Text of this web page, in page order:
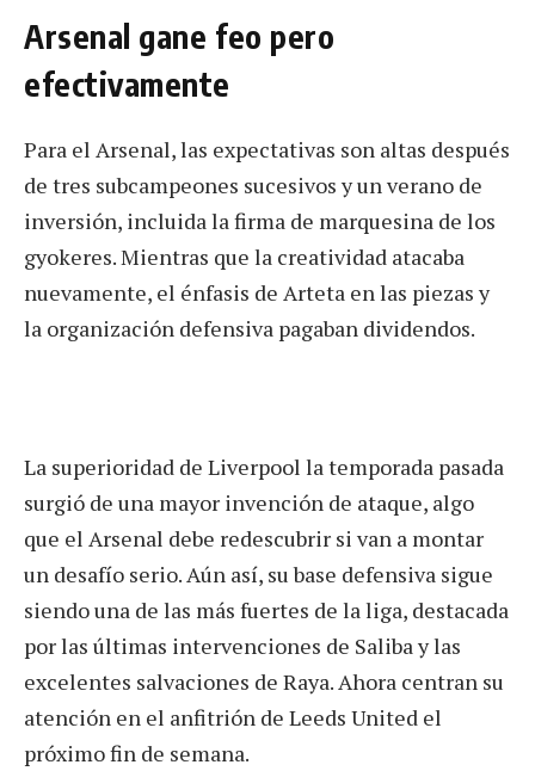
Arsenal gane feo pero
efectivamente
Para el Arsenal, las expectativas son altas después
de tres subcampeones sucesivos y un verano de
inversión, incluida la firma de marquesina de los
gyokeres. Mientras que la creatividad atacaba
nuevamente, el énfasis de Arteta en las piezas y
la organización defensiva pagaban dividendos.
La superioridad de Liverpool la temporada pasada
surgió de una mayor invención de ataque, algo
que el Arsenal debe redescubrir si van a montar
un desafío serio. Aún así, su base defensiva sigue
siendo una de las más fuertes de la liga, destacada
por las últimas intervenciones de Saliba y las
excelentes salvaciones de Raya. Ahora centran su
atención en el anfitrión de Leeds United el
próximo fin de semana.